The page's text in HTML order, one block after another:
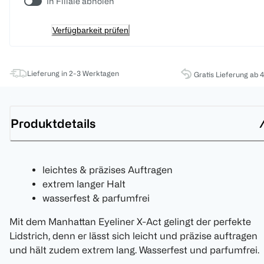
Verfügbarkeit prüfen
Lieferung in 2-3 Werktagen Gratis Lieferung ab
Produktdetails
leichtes & präzises Auftragen
extrem langer Halt
wasserfest & parfumfrei
Mit dem Manhattan Eyeliner X-Act gelingt der perfekte
Lidstrich, denn er lässt sich leicht und präzise auftragen
und hält zudem extrem lang. Wasserfest und parfumfrei.